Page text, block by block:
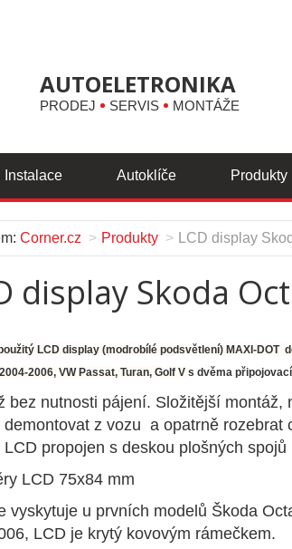
AUTOELETRONIKA
PRODEJ SERVIS MONTÁŽE
Instalace Autoklíče Produkty
Corner.cz Produkty LCD display
display Skoda
LCD display (modrobílé podsvětlení) MAXI-DOT
2006, VW Passat, Turan, Golf V s dvěma
bez nutnosti pájení. Složitější montáž,
z vozu a opatrně rozebrat
LCD propojen s deskou plošných
LCD 75x84 mm
vyskytuje u prvních modelů Škoda
LCD je krytý kovovým rámečkem.